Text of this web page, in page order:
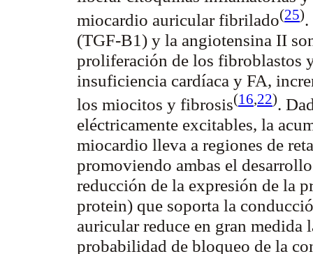
miocardio auricularfibrilado(25)
(TGF-B1) y la angiotensina II
proliferación de los fibroblastos
insuficiencia cardíaca y FA,
los miocitos y fibrosis(16,22).
eléctricamente excitables, la
miocardio lleva a regiones de
promoviendo ambas el
reducción de la expresión de la
protein) que soporta la
auricular reduce en gran
probabilidad de bloqueo de la